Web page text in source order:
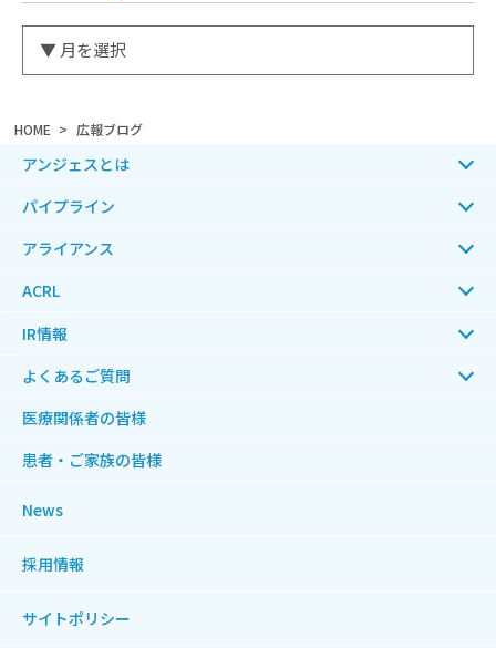
HOME 広報ブログ
アンジェスとは
パイプライン
アライアンス
ACRL
IR情報
よくあるご質問
医療関係者の皆様
患者・ご家族の皆様
News
採用情報
サイトポリシー